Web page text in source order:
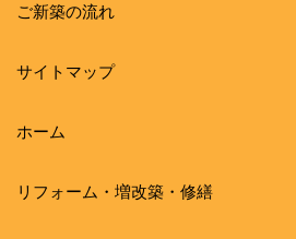
ご新築の流れ
サイトマップ
ホーム
リフォーム・増改築・修繕